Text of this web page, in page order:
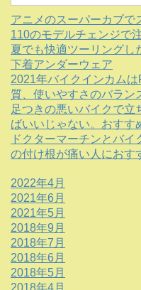
アニメのスーパーカブで
110のモデルチェンジで
夏でも快適ツーリングし
下着アンダーウェア
2021年バイクインカム
質、使いやすさのバラン
足つきの悪いバイクで立
ばいいじゃない。おすす
ドクターマーチンとバ
の付け根が痛い人におす
2022年4月
2021年6月
2021年5月
2018年9月
2018年7月
2018年6月
2018年5月
2018年4月